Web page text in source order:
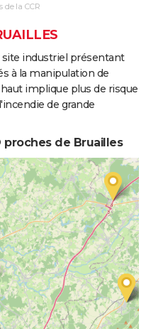
de la CCR
site industriel présentant
à la manipulation de
implique plus de risque
de grande
proches de Bruailles